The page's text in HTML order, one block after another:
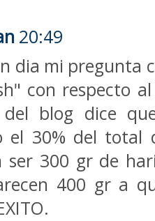
20:49
dia mi pregunta
con respecto
del blog dice
el 30% del
ser 300 gr de
400 gr a